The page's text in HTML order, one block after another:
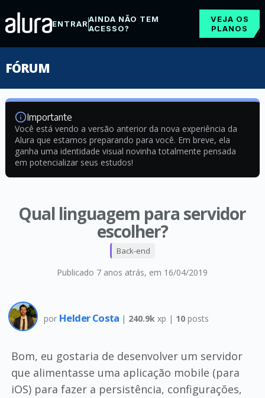
ENTRARAINDA NÃO TEM
ACESSO?
VEJA OS
PLANOS
FÓRUM
Importante
Você está vendo a versão anterior da nova experiência da
Alura que estamos preparando para você. Em breve, ela
ganha uma identidade visual novinha totalmente pensada
em potencializar seus estudos!
Qual linguagem para servidor
escolher?
Publicado 7 anos atrás, em 16/04/2019
Back-end
por Helder Costa | 240.9k xp | 10 posts
Bom, eu gostaria de desenvolver um servidor
que alimentasse uma aplicação mobile (para
iOS) para fazer a persistência, configurações,